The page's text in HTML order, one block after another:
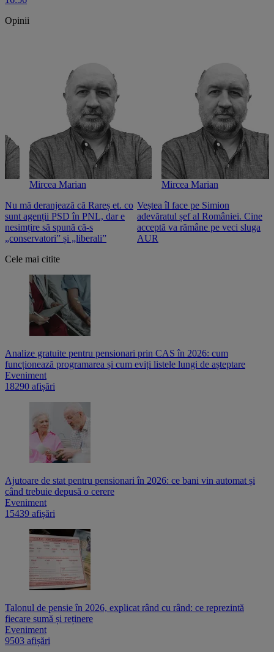
Opinii
Mircea Marian
Nu mă deranjează că Rareș et. co
sunt agenții PSD în PNL, dar e
nesimțire să spună că-s
„conservatori” și „liberali”
Mircea Marian
Veștea îl face pe Simion
adevăratul șef al României. Cine
acceptă va rămâne pe veci sluga
AUR
Cele mai citite
Analize gratuite pentru pensionari prin CAS în 2026: cum
funcționează programarea și cum eviți listele lungi de așteptare
Eveniment
18290 afișări
Ajutoare de stat pentru pensionari în 2026: ce bani vin automat și
când trebuie depusă o cerere
Eveniment
15439 afișări
Talonul de pensie în 2026, explicat rând cu rând: ce reprezintă
fiecare sumă și reținere
Eveniment
9503 afișări